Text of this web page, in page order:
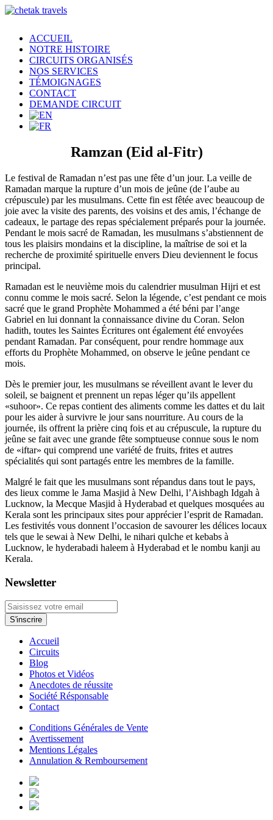
ACCUEIL
NOTRE HISTOIRE
CIRCUITS ORGANISÉS
NOS SERVICES
TÉMOIGNAGES
CONTACT
DEMANDE CIRCUIT
Ramzan (Eid al-Fitr)
Le festival de Ramadan n’est pas une fête d’un jour. La veille de
Ramadan marque la rupture d’un mois de jeûne (de l’aube au
crépuscule) par les musulmans. Cette fin est fêtée avec beaucoup de
joie avec la visite des parents, des voisins et des amis, l’échange de
cadeaux, le partage des repas spécialement préparés pour la journée.
Pendant le mois sacré de Ramadan, les musulmans s’abstiennent de
tous les plaisirs mondains et la discipline, la maîtrise de soi et la
recherche de proximité spirituelle envers Dieu deviennent le focus
principal.
Ramadan est le neuvième mois du calendrier musulman Hijri et est
connu comme le mois sacré. Selon la légende, c’est pendant ce mois
sacré que le grand Prophète Mohammed a été béni par l’ange
Gabriel en lui donnant la connaissance divine du Coran. Selon
hadith, toutes les Saintes Écritures ont également été envoyées
pendant Ramadan. Par conséquent, pour rendre hommage aux
efforts du Prophète Mohammed, on observe le jeûne pendant ce
mois.
Dès le premier jour, les musulmans se réveillent avant le lever du
soleil, se baignent et prennent un repas léger qu’ils appellent
«suhoor». Ce repas contient des aliments comme les dattes et du lait
pour les aider à survivre le jour sans nourriture. Au cours de la
journée, ils offrent la prière cinq fois et au crépuscule, la rupture du
jeûne se fait avec une grande fête somptueuse connue sous le nom
de «iftar» qui comprend une variété de fruits, frites et autres
spécialités qui sont partagés entre les membres de la famille.
Malgré le fait que les musulmans sont répandus dans tout le pays,
des lieux comme le Jama Masjid à New Delhi, l’Aishbagh Idgah à
Lucknow, la Mecque Masjid à Hyderabad et quelques mosquées au
Kerala sont les principaux sites pour apprécier l’esprit de Ramadan.
Les festivités vous donnent l’occasion de savourer les délices locaux
tels que le sewai à New Delhi, le nihari qulche et kebabs à
Lucknow, le hyderabadi haleem à Hyderabad et le nombu kanji au
Kerala.
Newsletter
Accueil
Circuits
Blog
Photos et Vidéos
Anecdotes de réussite
Société Résponsable
Contact
Conditions Générales de Vente
Avertissement
Mentions Légales
Annulation & Remboursement